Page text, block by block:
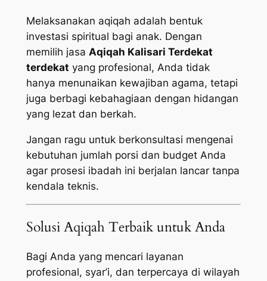
Melaksanakan aqiqah adalah bentuk
investasi spiritual bagi anak. Dengan
memilih jasa Aqiqah Kalisari Terdekat
terdekat yang profesional, Anda tidak
hanya menunaikan kewajiban agama, tetapi
juga berbagi kebahagiaan dengan hidangan
yang lezat dan berkah.
Jangan ragu untuk berkonsultasi mengenai
kebutuhan jumlah porsi dan budget Anda
agar prosesi ibadah ini berjalan lancar tanpa
kendala teknis.
Solusi Aqiqah Terbaik untuk Anda
Bagi Anda yang mencari layanan
profesional, syar’i, dan terpercaya di wilayah